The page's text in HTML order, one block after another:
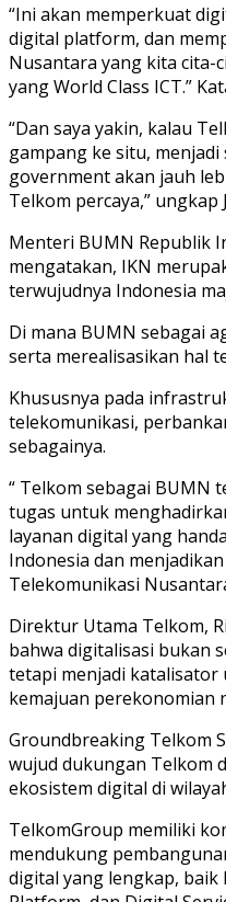
“Ini akan memperkuat
digital platform, dan
Nusantara yang kita cita-
yang World Class ICT.”
“Dan saya yakin, kalau
gampang ke situ,
government akan jauh
Telkom percaya,” ungkap
Menteri BUMN Republik
mengatakan, IKN
terwujudnya Indonesia
Di mana BUMN sebagai
serta merealisasikan hal
Khususnya pada
telekomunikasi,
sebagainya.
“ Telkom sebagai BUMN
tugas untuk
layanan digital yang
Indonesia dan
Telekomunikasi
Direktur Utama Telkom,
bahwa digitalisasi bukan
tetapi menjadi katalisator
kemajuan perekonomian
Groundbreaking Telkom
wujud dukungan Telkom
ekosistem digital di
TelkomGroup memiliki
mendukung
digital yang lengkap,